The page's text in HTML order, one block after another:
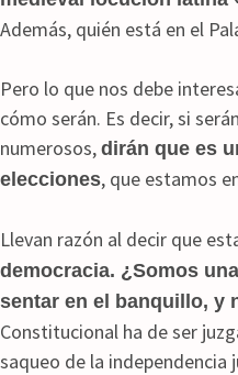
Además, quién está en el
Pero lo que nos debe
cómo serán. Es decir, si
numerosos, dirán que es
elecciones, que estamos
Llevan razón al decir que
democracia. ¿Somos
sentar en el banquillo, y
Constitucional ha de ser
saqueo de la